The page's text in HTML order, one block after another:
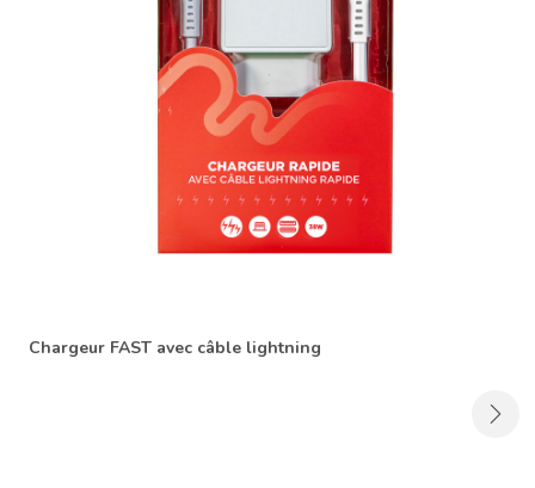
Chargeur FAST avec câble lightning